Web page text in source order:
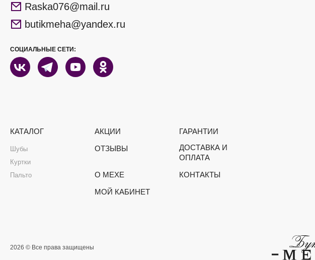
Raska076@mail.ru
butikmeha@yandex.ru
СОЦИАЛЬНЫЕ СЕТИ:
КАТАЛОГ
Шубы
Куртки
Пальто
АКЦИИ
ГАРАНТИИ
ОТЗЫВЫ
ДОСТАВКА И
ОПЛАТА
О МЕХЕ
КОНТАКТЫ
МОЙ КАБИНЕТ
2026 © Все права защищены